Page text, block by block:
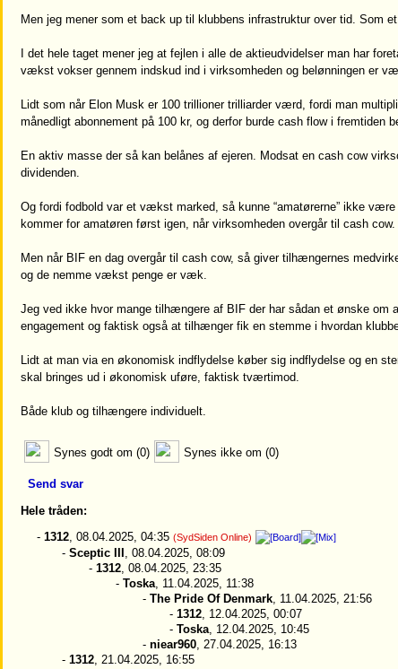
Men jeg mener som et back up til klubbens infrastruktur over tid. Som
I det hele taget mener jeg at fejlen i alle de aktieudvidelser man har
vækst vokser gennem indskud ind i virksomheden og belønningen er
Lidt som når Elon Musk er 100 trillioner trilliarder værd, fordi man
månedligt abonnement på 100 kr, og derfor burde cash flow i fremtiden
En aktiv masse der så kan belånes af ejeren. Modsat en cash cow
dividenden.
Og fordi fodbold var et vækst marked, så kunne “amatørerne” ikke
kommer for amatøren først igen, når virksomheden overgår til cash cow.
Men når BIF en dag overgår til cash cow, så giver tilhængernes
og de nemme vækst penge er væk.
Jeg ved ikke hvor mange tilhængere af BIF der har sådan et ønske
engagement og faktisk også at tilhænger fik en stemme i hvordan
Lidt at man via en økonomisk indflydelse køber sig indflydelse og en
skal bringes ud i økonomisk uføre, faktisk tværtimod.
Både klub og tilhængere individuelt.
Synes godt om (0) Synes ikke om (0)
Send svar
Hele tråden:
- 1312, 08.04.2025, 04:35 (SydSiden Online)
- Sceptic III , 08.04.2025, 08:09
- 1312, 08.04.2025, 23:35
- Toska, 11.04.2025, 11:38
- The Pride Of Denmark, 11.04.2025, 21:56
- 1312, 12.04.2025, 00:07
- Toska, 12.04.2025, 10:45
- niear960, 27.04.2025, 16:13
- 1312, 21.04.2025, 16:55